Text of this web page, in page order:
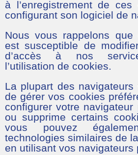
à l’enregistrement de
configurant son logiciel de
Nous vous rappelons que
est susceptible de
d’accès à nos
l’utilisation de cookies.
La plupart des navigateurs
de gérer vos cookies
configurer votre navigateur
ou supprime certains
vous pouvez
technologies similaires de
en utilisant vos navigateurs